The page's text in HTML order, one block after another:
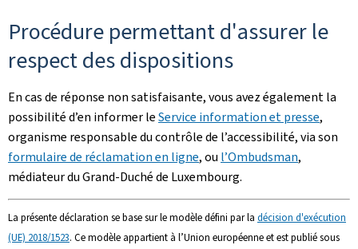
Procédure permettant d'assurer le
respect des dispositions
En cas de réponse non satisfaisante, vous avez également la
possibilité d’en informer leService information et presse,
organisme responsable du contrôle de l’accessibilité, via son
formulaire de réclamation en ligne, ou l’Ombudsman,
médiateur du Grand-Duché de Luxembourg.
La présente déclaration se base sur le modèle défini par la décision d'exécution
(UE) 2018/1523. Ce modèle appartient à l’Union européenne et est publié sous